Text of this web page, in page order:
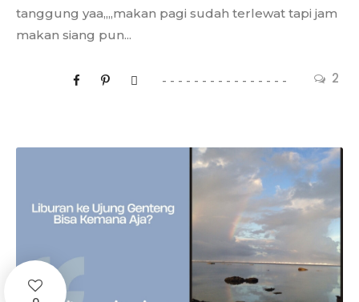
2
tanggung yaa,,,,makan pagi sudah terlewat tapi jam
makan siang pun...